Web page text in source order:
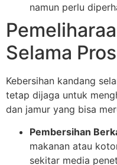
namun perlu
Selama
Kebersihan kandang
tetap dijaga untuk
dan jamur yang bisa
Pembersihan
makanan atau
sekitar media